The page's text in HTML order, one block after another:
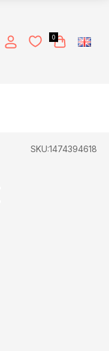
0
SKU:1474394618